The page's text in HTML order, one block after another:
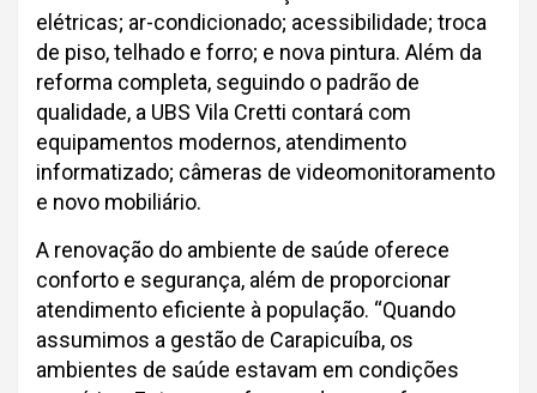
elétricas; ar-condicionado; acessibilidade; troca
de piso, telhado e forro; e nova pintura. Além da
reforma completa, seguindo o padrão de
qualidade, a UBS Vila Cretti contará com
equipamentos modernos, atendimento
informatizado; câmeras de videomonitoramento
e novo mobiliário.
A renovação do ambiente de saúde oferece
conforto e segurança, além de proporcionar
atendimento eficiente à população. “Quando
assumimos a gestão de Carapicuíba, os
ambientes de saúde estavam em condições